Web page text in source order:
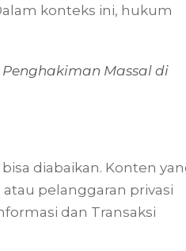
konteks ini, hukum
Massal di
diabaikan. Konten
pelanggaran privasi
dan Transaksi